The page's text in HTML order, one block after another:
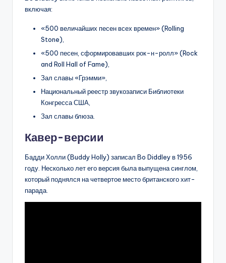
включая:
«500 величайших песен всех времен» (Rolling
Stone),
«500 песен, сформировавших рок-н-ролл» (Rock
and Roll Hall of Fame),
Зал славы «Грэмми»,
Национальный реестр звукозаписи Библиотеки
Конгресса США,
Зал славы блюза.
Кавер-версии
Бадди Холли (Buddy Holly) записал Bo Diddley в 1956
году. Несколько лет его версия была выпущена синглом,
который поднялся на четвертое место британского хит-
парада.